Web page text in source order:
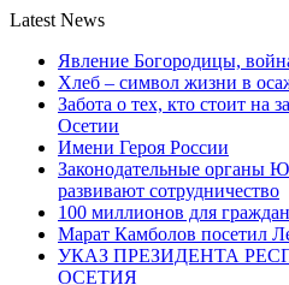
Latest News
Явление Богородицы,
Хлеб – символ жизни в
Забота о тех, кто стоит на
Осетии
Имени Героя России
Законодательные органы
развивают сотрудничество
100 миллионов для
Марат Камболов посетил
УКАЗ ПРЕЗИДЕНТА
ОСЕТИЯ